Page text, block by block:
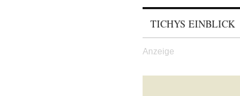
TICHYS EINBLICK